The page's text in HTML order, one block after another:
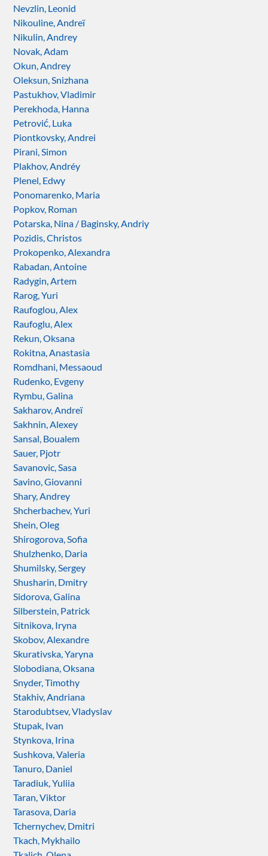
Nevzlin, Leonid
Nikouline, Andreï
Nikulin, Andrey
Novak, Adam
Okun, Andrey
Oleksun, Snizhana
Pastukhov, Vladimir
Perekhoda, Hanna
Petrović, Luka
Piontkovsky, Andrei
Pirani, Simon
Plakhov, Andréy
Plenel, Edwy
Ponomarenko, Maria
Popkov, Roman
Potarska, Nina / Baginsky, Andriy
Pozidis, Christos
Prokopenko, Alexandra
Rabadan, Antoine
Radygin, Artem
Rarog, Yuri
Raufoglou, Alex
Raufoglu, Alex
Rekun, Oksana
Rokitna, Anastasia
Romdhani, Messaoud
Rudenko, Evgeny
Rymbu, Galina
Sakharov, Andreï
Sakhnin, Alexey
Sansal, Boualem
Sauer, Pjotr
Savanovic, Sasa
Savino, Giovanni
Shary, Andrey
Shcherbachev, Yuri
Shein, Oleg
Shirogorova, Sofia
Shulzhenko, Daria
Shumilsky, Sergey
Shusharin, Dmitry
Sidorova, Galina
Silberstein, Patrick
Sitnikova, Iryna
Skobov, Alexandre
Skurativska, Yaryna
Slobodiana, Oksana
Snyder, Timothy
Stakhiv, Andriana
Starodubtsev, Vladyslav
Stupak, Ivan
Stynkova, Irina
Sushkova, Valeria
Tanuro, Daniel
Taradiuk, Yuliia
Taran, Viktor
Tarasova, Daria
Tchernychev, Dmitri
Tkach, Mykhailo